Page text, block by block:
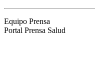
Equipo Prensa
Portal Prensa Salud